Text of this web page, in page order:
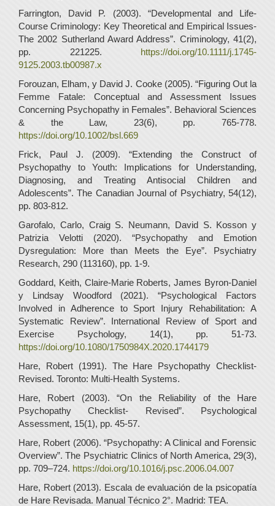
Farrington, David P. (2003). “Developmental and Life‐
Course Criminology: Key Theoretical and Empirical Issues‐
The 2002 Sutherland Award Address”. Criminology, 41(2),
pp. 221225. https://doi.org/10.1111/j.1745-
9125.2003.tb00987.x
Forouzan, Elham, y David J. Cooke (2005). “Figuring Out la
Femme Fatale: Conceptual and Assessment Issues
Concerning Psychopathy in Females”. Behavioral Sciences
& the Law, 23(6), pp. 765-778.
https://doi.org/10.1002/bsl.669
Frick, Paul J. (2009). “Extending the Construct of
Psychopathy to Youth: Implications for Understanding,
Diagnosing, and Treating Antisocial Children and
Adolescents”. The Canadian Journal of Psychiatry, 54(12),
pp. 803-812.
Garofalo, Carlo, Craig S. Neumann, David S. Kosson y
Patrizia Velotti (2020). “Psychopathy and Emotion
Dysregulation: More than Meets the Eye”. Psychiatry
Research, 290 (113160), pp. 1-9.
Goddard, Keith, Claire-Marie Roberts, James Byron-Daniel
y Lindsay Woodford (2021). “Psychological Factors
Involved in Adherence to Sport Injury Rehabilitation: A
Systematic Review”. International Review of Sport and
Exercise Psychology, 14(1), pp. 51-73.
https://doi.org/10.1080/1750984X.2020.1744179
Hare, Robert (1991). The Hare Psychopathy Checklist-
Revised. Toronto: Multi-Health Systems.
Hare, Robert (2003). “On the Reliability of the Hare
Psychopathy Checklist- Revised”. Psychological
Assessment, 15(1), pp. 45-57.
Hare, Robert (2006). “Psychopathy: A Clinical and Forensic
Overview”. The Psychiatric Clinics of North America, 29(3),
pp. 709–724. https://doi.org/10.1016/j.psc.2006.04.007
Hare, Robert (2013). Escala de evaluación de la psicopatía
de Hare Revisada. Manual Técnico 2°. Madrid: TEA.